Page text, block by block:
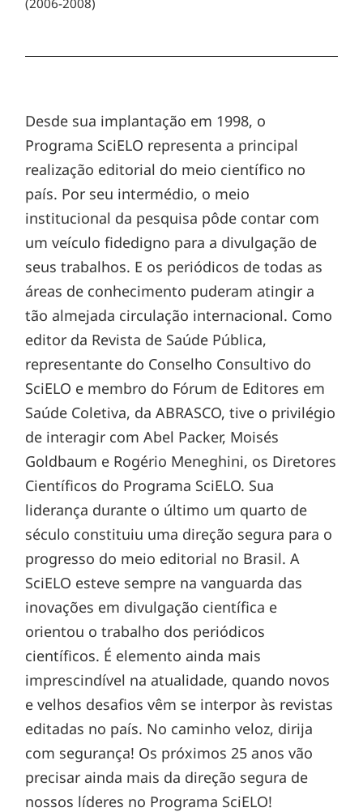
(2006-2008)
Desde sua implantação em 1998, o
Programa SciELO representa a principal
realização editorial do meio científico no
país. Por seu intermédio, o meio
institucional da pesquisa pôde contar com
um veículo fidedigno para a divulgação de
seus trabalhos. E os periódicos de todas as
áreas de conhecimento puderam atingir a
tão almejada circulação internacional. Como
editor da Revista de Saúde Pública,
representante do Conselho Consultivo do
SciELO e membro do Fórum de Editores em
Saúde Coletiva, da ABRASCO, tive o privilégio
de interagir com Abel Packer, Moisés
Goldbaum e Rogério Meneghini, os Diretores
Científicos do Programa SciELO. Sua
liderança durante o último um quarto de
século constituiu uma direção segura para o
progresso do meio editorial no Brasil. A
SciELO esteve sempre na vanguarda das
inovações em divulgação científica e
orientou o trabalho dos periódicos
científicos. É elemento ainda mais
imprescindível na atualidade, quando novos
e velhos desafios vêm se interpor às revistas
editadas no país. No caminho veloz, dirija
com segurança! Os próximos 25 anos vão
precisar ainda mais da direção segura de
nossos líderes no Programa SciELO!